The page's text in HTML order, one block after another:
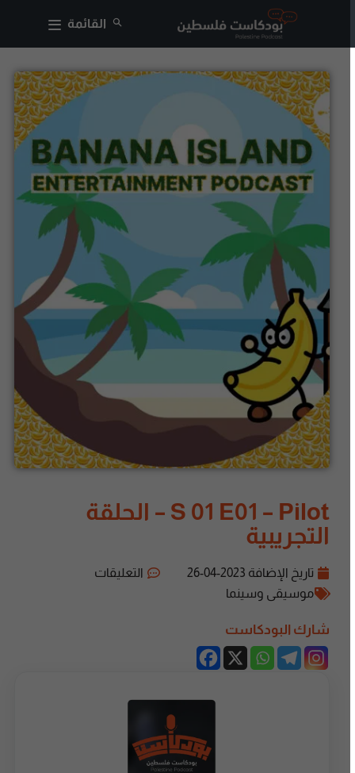
القائمة
S 01 E01 – Pilot – الحلقة
التجريبية
تاريخ الإضافة2023-04-26
التعليقات
موسيقى وسينما
شارك البودكاست